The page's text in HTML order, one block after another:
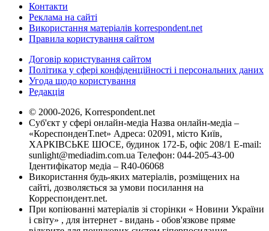
Контакти
Реклама на сайті
Використання матеріалів korrespondent.net
Правила користування сайтом
Договір користування сайтом
Політика у сфері конфіденційності і персональних даних
Угода щодо користування
Редакція
© 2000-2026, Korrespondent.net
Суб'єкт у сфері онлайн-медіа Назва онлайн-медіа –
«КореспонденТ.net» Адреса: 02091, місто Київ,
ХАРКІВСЬКЕ ШОСЕ, будинок 172-Б, офіс 208/1 E-mail:
sunlight@mediadim.com.ua Телефон: 044-205-43-00
Ідентифікатор медіа – R40-06068
Використання будь-яких матеріалів, розміщених на
сайті, дозволяється за умови посилання на
Корреспондент.net.
При копіюванні матеріалів зі сторінки « Новини України
і світу» , для інтернет - видань - обов'язкове пряме